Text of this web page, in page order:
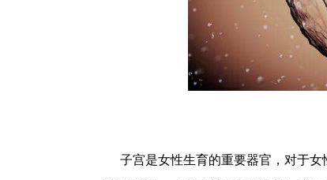
子宫是女性生育的重要器官，对于